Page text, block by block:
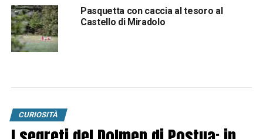
Pasquetta con caccia al tesoro al
Castello di Miradolo
CURIOSITÀ